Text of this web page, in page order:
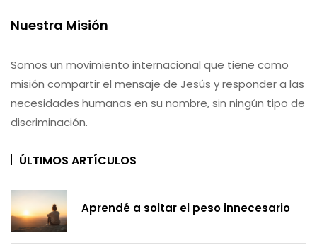
Nuestra Misión
Somos un movimiento internacional que tiene como
misión compartir el mensaje de Jesús y responder a las
necesidades humanas en su nombre, sin ningún tipo de
discriminación.
ÚLTIMOS ARTÍCULOS
Aprendé a soltar el peso innecesario